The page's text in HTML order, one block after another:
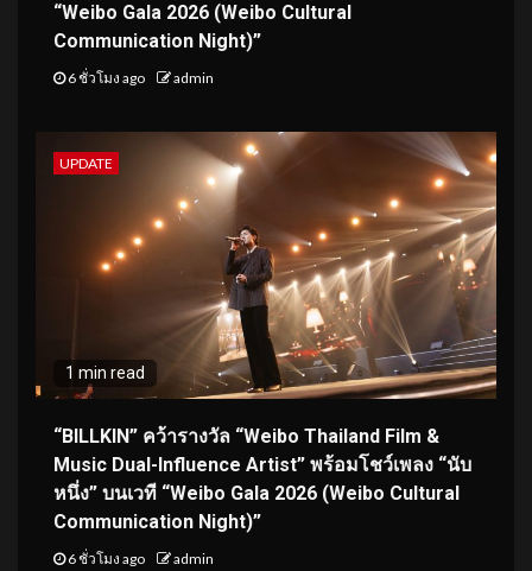
“Weibo Gala 2026 (Weibo Cultural
Communication Night)”
6 ชั่วโมง ago admin
UPDATE
1 min read
“BILLKIN” คว้ารางวัล “Weibo Thailand Film &
Music Dual-Influence Artist” พร้อมโชว์เพลง “นับ
หนึ่ง” บนเวที “Weibo Gala 2026 (Weibo Cultural
Communication Night)”
6 ชั่วโมง ago admin